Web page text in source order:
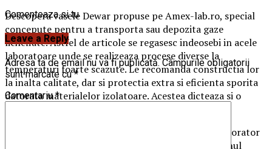
Descopera vasele Dewar propuse pe Amex-lab.ro, special
concepute pentru a transporta sau depozita gaze
lichefiate. Astfel de articole se regasesc indeosebi in acele
laboratoare unde se realizeaza procese diverse la
temperaturi foarte scazute. Le recomanda constructia lor
la inalta calitate, dar si protectia extra si eficienta sporita
datorata materialelor izolatoare. Acestea dicteaza si o
Te va interesa un astfel de vas pentru spatiul de laborator
mai ales daca cel de care dispui in acest sens este unul
Comenteaza si tu
Leave a Reply
Adresa ta de email nu va fi publicată. Câmpurile obligatorii
sunt marcate cu*
Comentariu*